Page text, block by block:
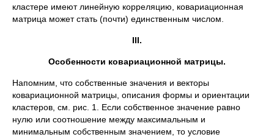
кластере имеют линейную корреляцию, ковариационная
матрица может стать (почти) единственным числом.
III.
Особенности ковариационной матрицы.
Напомним, что собственные значения и векторы
ковариационной матрицы, описания формы и ориентации
кластеров, см. рис. 1. Если собственное значение равно
нулю или соотношение между максимальным и
минимальным собственным значением, то условие